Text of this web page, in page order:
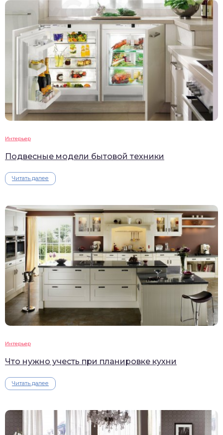
Интерьер
Подвесные модели бытовой техники
Читать далее
Интерьер
Что нужно учесть при планировке кухни
Читать далее